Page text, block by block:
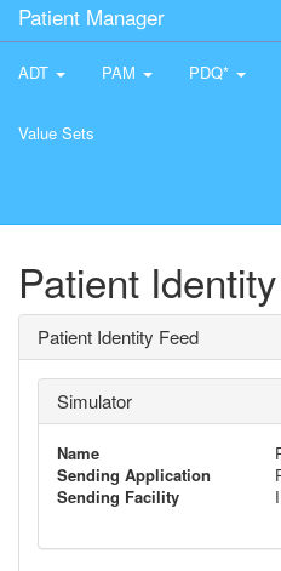
Patient Manager
ADT PAM PDQ*
Value Sets
Patient
Patient Identity Feed
Simulator
Name
Sending Application
Sending Facility